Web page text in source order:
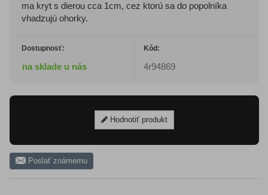
ma kryt s dierou cca 1cm, cez ktorú sa do popolníka
vhadzujú ohorky.
Dostupnosť:
na sklade u nás
Kód:
4r94869
Hodnotiť produkt
Poslať známemu